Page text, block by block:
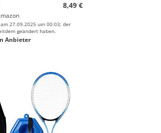
8,49 €
27.09.2025 um 00:03; der
geändert haben.
Anbieter